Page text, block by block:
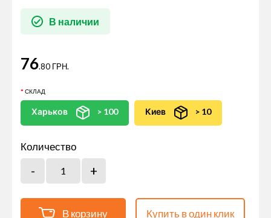
В наличии
76.80 ГРН.
СКЛАД
Харьков > 100 Киев > 10
Количество
В корзину Купить в один клик